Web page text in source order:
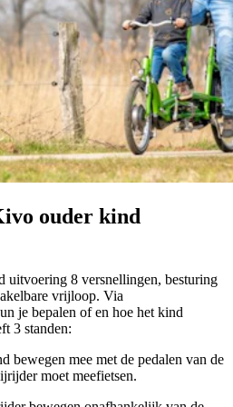
ouder kind
uitvoering 8 versnellingen, besturing
vrijloop. Via
je bepalen of en hoe het kind
3 standen:
bewegen mee met de pedalen van de
moet meefietsen.